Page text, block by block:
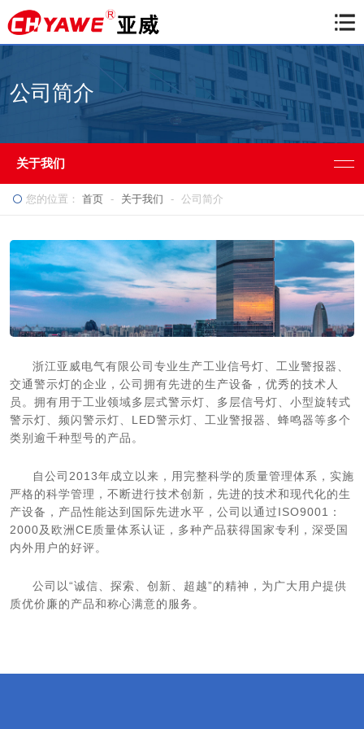
公司简介
关于我们
您的位置： 首页 - 关于我们 - 公司简介
浙江亚威电气有限公司专业生产工业信号灯、工业警报器、
交通警示灯的企业，公司拥有先进的生产设备，优秀的技术人
员。拥有用于工业领域多层式警示灯、多层信号灯、小型旋转式
警示灯、频闪警示灯、LED警示灯、工业警报器、蜂鸣器等多个
类别逾千种型号的产品。
自公司2013年成立以来，用完整科学的质量管理体系，实施
严格的科学管理，不断进行技术创新，先进的技术和现代化的生
产设备，产品性能达到国际先进水平，公司以通过ISO9001：
2000及欧洲CE质量体系认证，多种产品获得国家专利，深受国
内外用户的好评。
公司以“诚信、探索、创新、超越”的精神，为广大用户提供
质优价廉的产品和称心满意的服务。